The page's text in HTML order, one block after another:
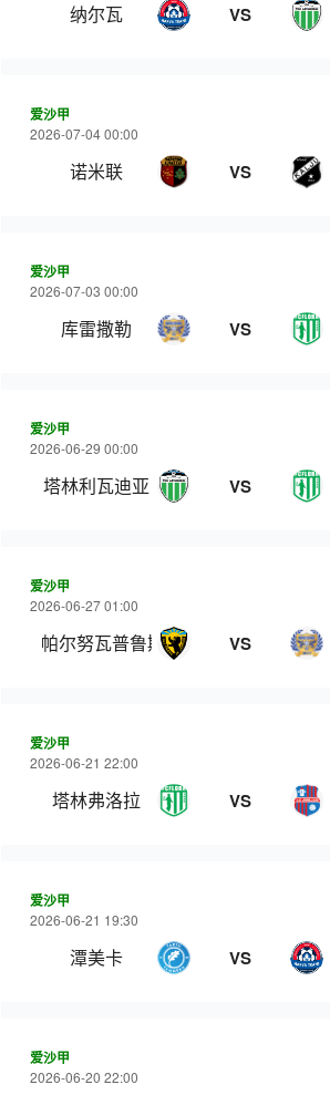
纳尔瓦 VS
爱沙甲
2026-07-04 00:00
诺米联 VS
爱沙甲
2026-07-03 00:00
库雷撒勒 VS
爱沙甲
2026-06-29 00:00
塔林利瓦迪亚 VS
爱沙甲
2026-06-27 01:00
帕尔努瓦普鲁斯 VS
爱沙甲
2026-06-21 22:00
塔林弗洛拉 VS
爱沙甲
2026-06-21 19:30
潭美卡 VS
爱沙甲
2026-06-20 22:00